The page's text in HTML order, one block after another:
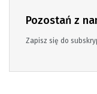
Pozostań z
Zapisz się do